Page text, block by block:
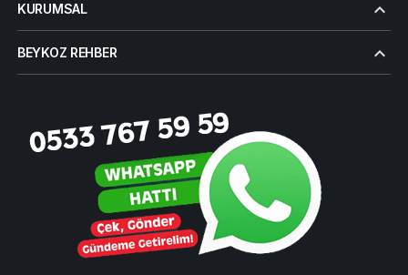
KURUMSAL
BEYKOZ REHBER